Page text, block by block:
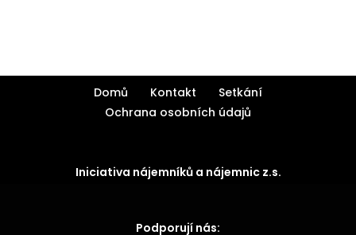
Domů Kontakt
Setkání
Ochrana osobních údajů
Iniciativa nájemníků a nájemnic z.s.
Podporují nás: